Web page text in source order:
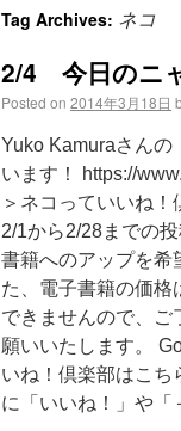
Tag Archives: ネコ
2/4 今日のニ
Posted on 2014年3月18日
Yuko Kamuraさん
います！ https://
＞ネコっていいね
2/1から2/28までの
書籍へのアップを希
た、電子書籍の価格
できませんので、ご
願いいたします。
いね！倶楽部はこち
に「いいね！」や「